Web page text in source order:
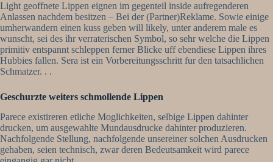
Light geoffnete Lippen eignen im gegenteil inside aufregenderen
Anlassen nachdem besitzen – Bei der (Partner)Reklame. Sowie einige
umherwandern einen kuss geben will likely, unter anderem male es
wunscht, sei des ihr verraterischen Symbol, so sehr welche die Lippen
primitiv entspannt schleppen ferner Blicke uff ebendiese Lippen ihres
Hubbies fallen. Sera ist ein Vorbereitungsschritt fur den tatsachlichen
Schmatzer. . .
Geschurzte weiters schmollende Lippen
Parece existireren etliche Moglichkeiten, selbige Lippen dahinter
drucken, um ausgewahlte Mundausdrucke dahinter produzieren.
Nachfolgende Stellung, nachfolgende unsereiner solchen Ausdrucken
gehaben, seien technisch, zwar deren Bedeutsamkeit wird parece